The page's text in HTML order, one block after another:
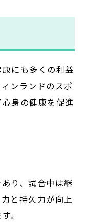
にも多くの利益
ンランドのスポ
身の健康を促進
り、試合中は継
と持久力が向上
。